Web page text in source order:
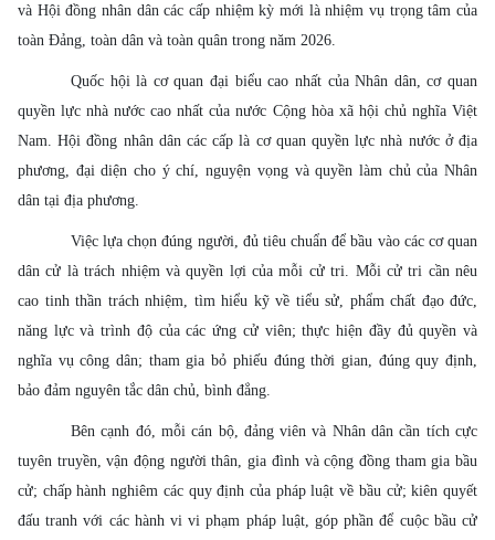
và Hội đồng nhân dân các cấp nhiệm kỳ mới là nhiệm vụ trọng tâm của
toàn Đảng, toàn dân và toàn quân trong năm 2026.
Quốc hội là cơ quan đại biểu cao nhất của Nhân dân, cơ quan
quyền lực nhà nước cao nhất của nước Cộng hòa xã hội chủ nghĩa Việt
Nam.Hội đồng nhân dân các cấp là cơ quan quyền lực nhà nước ở địa
phương, đại diện cho ý chí, nguyện vọng và quyền làm chủ của Nhân
dân tại địa phương.
Việc lựa chọn đúng người, đủ tiêu chuẩn để bầu vào các cơ quan
dân cử là trách nhiệm và quyền lợi của mỗi cử tri. Mỗi cử tri cần nêu
cao tinh thần trách nhiệm, tìm hiểu kỹ về tiểu sử, phẩm chất đạo đức,
năng lực và trình độ của các ứng cử viên; thực hiện đầy đủ quyền và
nghĩa vụ công dân; tham gia bỏ phiếu đúng thời gian, đúng quy định,
bảo đảm nguyên tắc dân chủ, bình đẳng.
Bên cạnh đó, mỗi cán bộ, đảng viên và Nhân dân cần tích cực
tuyên truyền, vận động người thân, gia đình và cộng đồng tham gia bầu
cử; chấp hành nghiêm các quy định của pháp luật về bầu cử; kiên quyết
đấu tranh với các hành vi vi phạm pháp luật, góp phần để cuộc bầu cử